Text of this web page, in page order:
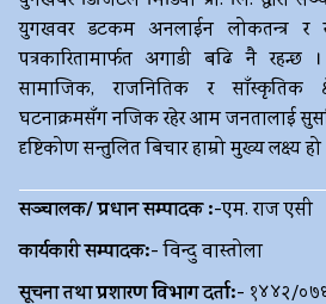
युगखवर डटकम अनलाईन लोकतन्त्र र
पत्रकारितामार्फत अगाडी बढि नै रहन्छ
सामाजिक, राजनितिक र साँस्कृतिक
घटनाक्रमसँग नजिक रहेर आम जनतालाई
दृष्टिकोण सन्तुलित बिचार हाम्रो मुख्य लक्ष्य हो
सञ्चालक/ प्रधान सम्पादक :-एम. राज एसी
कार्यकारी सम्पादक:-विन्दु वास्तोला
सूचना तथा प्रशारण विभाग दर्ता:- १४४२/